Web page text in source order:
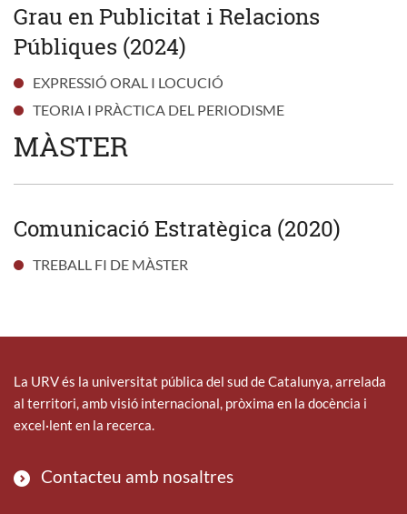
Grau en Publicitat i Relacions
Públiques (2024)
EXPRESSIÓ ORAL I LOCUCIÓ
TEORIA I PRÀCTICA DEL PERIODISME
MÀSTER
Comunicació Estratègica (2020)
TREBALL FI DE MÀSTER
La URV és la universitat pública del sud de Catalunya, arrelada
al territori, amb visió internacional, pròxima en la docència i
excel·lent en la recerca.
Contacteu amb nosaltres